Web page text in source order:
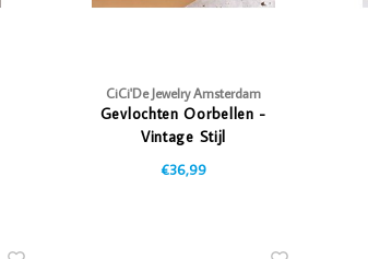
CiCi'De Jewelry Amsterdam
Gevlochten Oorbellen -
Vintage Stijl
€36,99